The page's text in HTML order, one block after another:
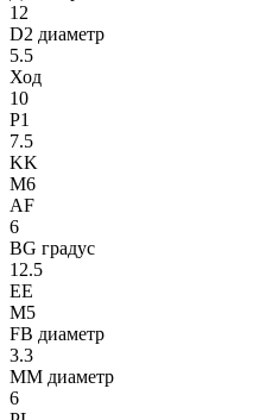
12
D2 диаметр
5.5
Ход
10
P1
7.5
KK
M6
AF
6
BG градус
12.5
EE
M5
FB диаметр
3.3
MM диаметр
6